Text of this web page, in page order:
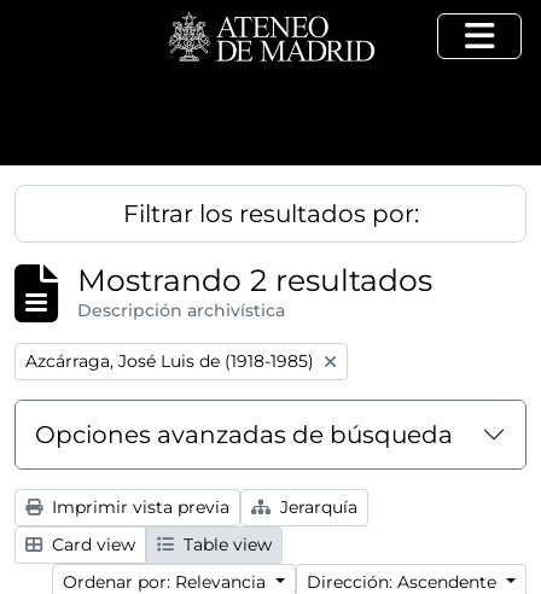
Filtrar los resultados por:
Mostrando 2 resultados
Descripción archivística
Remove filter:
Azcárraga, José Luis de (1918-1985)
Opciones avanzadas de búsqueda
Imprimir vista previa
Jerarquía
Card view
Table view
Ordenar por: Relevancia
Dirección: Ascendente